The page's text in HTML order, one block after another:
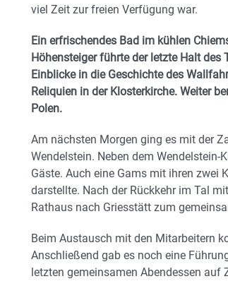
viel Zeit zur freien Verfügung war.
Ein erfrischendes Bad im kühlen
Höhensteiger führte der letzte Halt des
Einblicke in die Geschichte des
Reliquien in der Klosterkirche. Weiter
Polen.
Am nächsten Morgen ging es mit der
Wendelstein. Neben dem
Gäste. Auch eine Gams mit ihren zwei
darstellte. Nach der Rückkehr im Tal
Rathaus nach Griesstätt zum
Beim Austausch mit den Mitarbeitern
Anschließend gab es noch eine
letzten gemeinsamen Abendessen auf